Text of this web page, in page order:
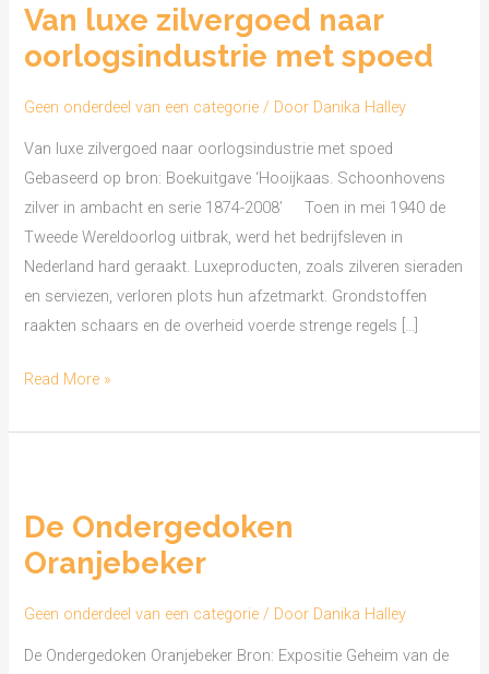
Van luxe zilvergoed naar
oorlogsindustrie met spoed
Geen onderdeel van een categorie / Door Danika Halley
Van luxe zilvergoed naar oorlogsindustrie met spoed
Gebaseerd op bron: Boekuitgave ‘Hooijkaas. Schoonhovens
zilver in ambacht en serie 1874-2008’ Toen in mei 1940 de
Tweede Wereldoorlog uitbrak, werd het bedrijfsleven in
Nederland hard geraakt. Luxeproducten, zoals zilveren sieraden
en serviezen, verloren plots hun afzetmarkt. Grondstoffen
raakten schaars en de overheid voerde strenge regels […]
zilvergoed
naar
met
spoed
Read More »
De Ondergedoken
Oranjebeker
Geen onderdeel van een categorie / Door Danika Halley
De Ondergedoken Oranjebeker Bron: Expositie Geheim van de
Oranjebeker